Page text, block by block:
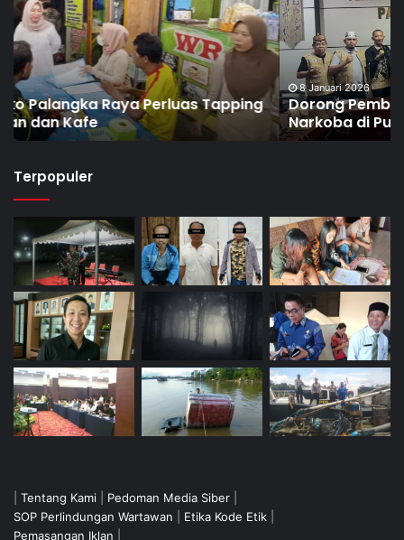
8 Januari 2026
Dorong Pembentukan Pos Terpadu Berantas
Narkoba di Puntun
Terpopuler
Tentang Kami Pedoman Media Siber
SOP Perlindungan Wartawan
Etika Kode Etik
Pemasangan Iklan